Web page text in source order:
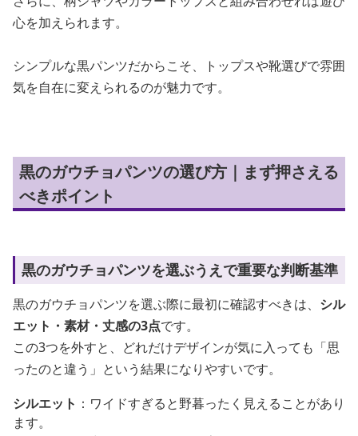
心を加えられます。
シンプルな黒パンツだからこそ、トップスや靴選びで雰囲
気を自在に変えられるのが魅力です。
黒のガウチョパンツの選び方｜まず押さえる
べきポイント
黒のガウチョパンツを選ぶうえで重要な判断基準
黒のガウチョパンツを選ぶ際に最初に確認すべきは、 シル
エット・素材・丈感の3点です。
この3つを外すと、どれだけデザインが気に入っても「思
ったのと違う」という結果になりやすいです。
シルエット ：ワイドすぎると野暮ったく見えることがあり
ます。